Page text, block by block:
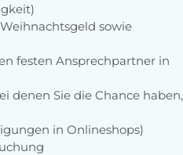
sowie
festen Ansprechpartner in
denen Sie die Chance haben,
in Onlineshops)